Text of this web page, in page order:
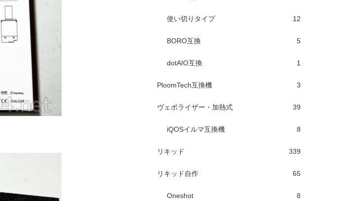
使い切りタイプ 12
BORO互換 5
dotAIO互換 1
PloomTech互換機 3
ヴェポライザー・加熱式 39
iQOSイルマ互換機 8
リキッド 339
リキッド自作 65
Oneshot 8